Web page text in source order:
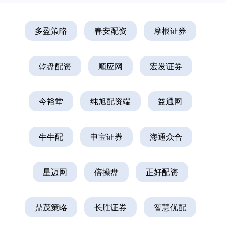
多盈策略 春安配资 摩根证券
乾盘配资 顺应网 宏发证券
今裕堂 纯旭配资端 益通网
牛牛配 申宝证券 海通众合
星迈网 倍操盘 正好配资
鼎茂策略 长胜证券 智慧优配